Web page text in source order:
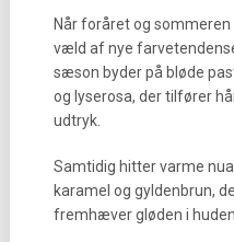
Når foråret og
væld af nye
sæson byder på bløde
og lyserosa, der tilfører
udtryk.
Samtidig hitter varme
karamel og gyldenbrun,
fremhæver gløden i huden.